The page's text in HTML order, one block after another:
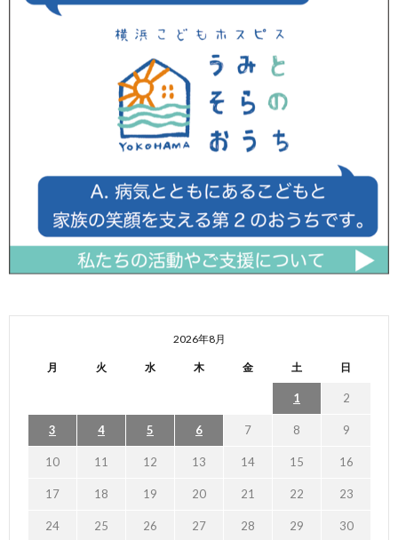
2026年8月
月 火 水 木 金 土 日
1 2
3 4 5 6 7 8 9
10 11 12 13 14 15 16
17 18 19 20 21 22 23
24 25 26 27 28 29 30